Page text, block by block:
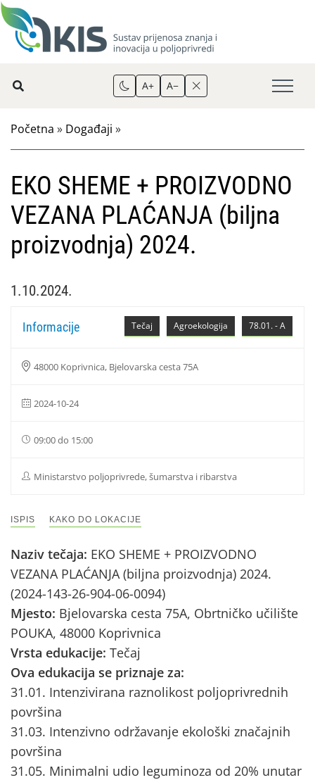
A+ A−
Početna » Događaji »
EKO SHEME + PROIZVODNO
VEZANA PLAĆANJA (biljna
proizvodnja) 2024.
1.10.2024.
78.01. - A
Agroekologija
Tečaj
Informacije
48000 Koprivnica, Bjelovarska cesta 75A
2024-10-24
09:00 do 15:00
Ministarstvo poljoprivrede, šumarstva i ribarstva
ISPIS KAKO DO LOKACIJE
Naziv tečaja: EKO SHEME + PROIZVODNO
VEZANA PLAĆANJA (biljna proizvodnja) 2024.
(2024-143-26-904-06-0094)
Mjesto: Bjelovarska cesta 75A, Obrtničko učilište
POUKA, 48000 Koprivnica
Vrsta edukacije: Tečaj
Ova edukacija se priznaje za:
31.01. Intenzivirana raznolikost poljoprivrednih
površina
31.03. Intenzivno održavanje ekološki značajnih
površina
31.05. Minimalni udio leguminoza od 20% unutar